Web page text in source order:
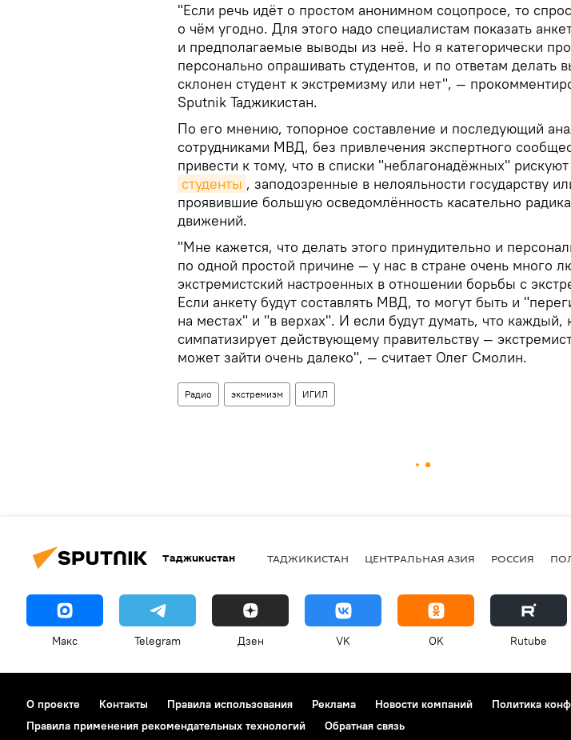
"Если речь идёт о простом анонимном соцопросе, то
о чём угодно. Для этого надо специалистам показать
и предполагаемые выводы из неё. Но я категорически
персонально опрашивать студентов, и по ответам делать
склонен студент к экстремизму или нет", —
Sputnik Таджикистан.
По его мнению, топорное составление и последующий
сотрудниками МВД, без привлечения экспертного
привести к тому, что в списки "неблагонадёжных" рискуют
студенты , заподозренные в нелояльности государству
проявившие большую осведомлённость касательно
движений.
"Мне кажется, что делать этого принудительно и
по одной простой причине — у нас в стране очень много
экстремистский настроенных в отношении борьбы с
Если анкету будут составлять МВД, то могут быть и
на местах" и "в верхах". И если будут думать, что каждый,
симпатизирует действующему правительству —
может зайти очень далеко", — считает Олег Смолин.
Радио экстремизм ИГИЛ
Таджикистан ТАДЖИКИСТАН ЦЕНТРАЛЬНАЯ АЗИЯ РОССИЯ
Макс Telegram Дзен VK OK Rutube
О проекте Контакты Правила использования Реклама Новости компаний Политика
Правила применения рекомендательных технологий
Обратная связь